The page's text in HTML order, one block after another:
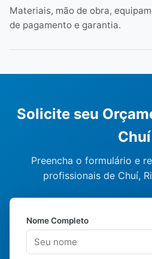
Materiais, mão de obra,
de pagamento e garantia.
Solicite seu
Chuí
Preencha o formulário e
profissionais de Chuí,
Nome Completo